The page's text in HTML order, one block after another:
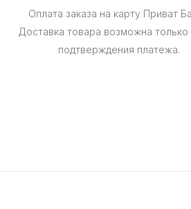
Оплата заказа на карту Приват
Доставка товара возможна только
подтверждения платежа.